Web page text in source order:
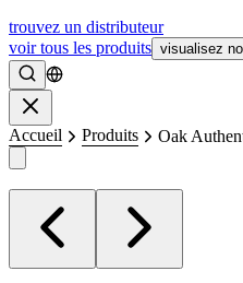
trouvez un distributeur
voir tous les produits visualisez
Rechercher
Accueil Produits Oak